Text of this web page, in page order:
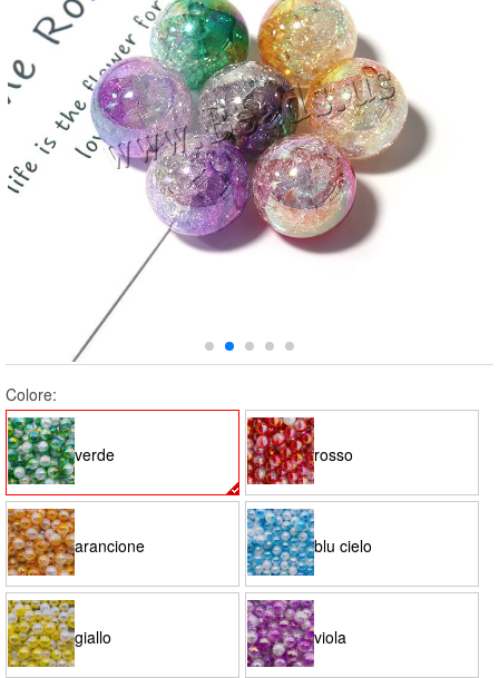
Colore:
verde rosso
arancione blu cielo
giallo viola